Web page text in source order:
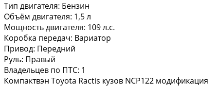
Тип двигателя: Бензин
Объём двигателя: 1,5 л
Мощность двигателя: 109 л.с.
Коробка передач: Вариатор
Привод: Передний
Руль: Правый
Владельцев по ПТС: 1
Компактвэн Toyota Ractis кузов NCP122 модификация